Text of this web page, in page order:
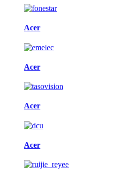
Acer
Acer
Acer
Acer